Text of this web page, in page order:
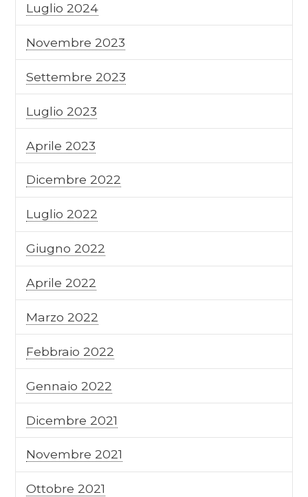
Luglio 2024
Novembre 2023
Settembre 2023
Luglio 2023
Aprile 2023
Dicembre 2022
Luglio 2022
Giugno 2022
Aprile 2022
Marzo 2022
Febbraio 2022
Gennaio 2022
Dicembre 2021
Novembre 2021
Ottobre 2021